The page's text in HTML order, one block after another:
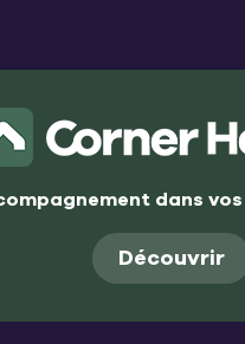
dans
Découvrir